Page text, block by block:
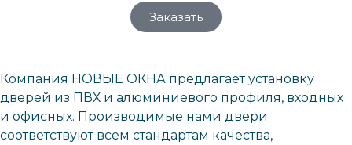
Заказать
Компания НОВЫЕ ОКНА предлагает установку
дверей из ПВХ и алюминиевого профиля, входных
и офисных. Производимые нами двери
соответствуют всем стандартам качества,